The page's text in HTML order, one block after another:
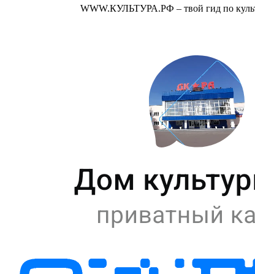
WWW.КУЛЬТУРА.РФ – твой гид по